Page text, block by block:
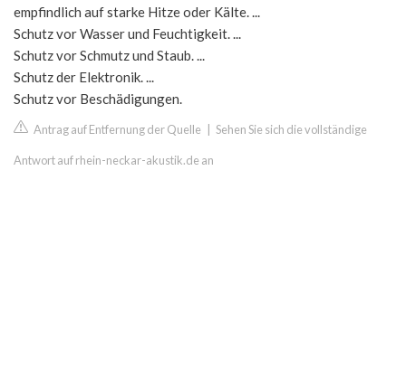
empfindlich auf starke Hitze oder Kälte. ...
Schutz vor Wasser und Feuchtigkeit. ...
Schutz vor Schmutz und Staub. ...
Schutz der Elektronik. ...
Schutz vor Beschädigungen.
Antrag auf Entfernung der Quelle Sehen Sie sich die vollständige
Antwort auf rhein-neckar-akustik.de an